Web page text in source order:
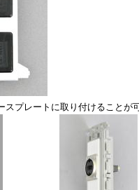
スプレートに取り付けることが